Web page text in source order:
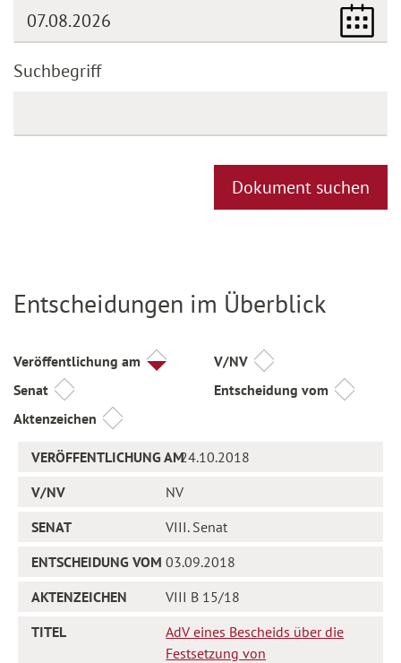
Suchbegriff
Dokument suchen
Entscheidungen im Überblick
Veröffentlichung am
V/NV
Senat
Entscheidung vom
Aktenzeichen
Titel
24.10.2018
NV
VIII. Senat
03.09.2018
VIII B 15/18
AdV eines Bescheids über die
Festsetzung von